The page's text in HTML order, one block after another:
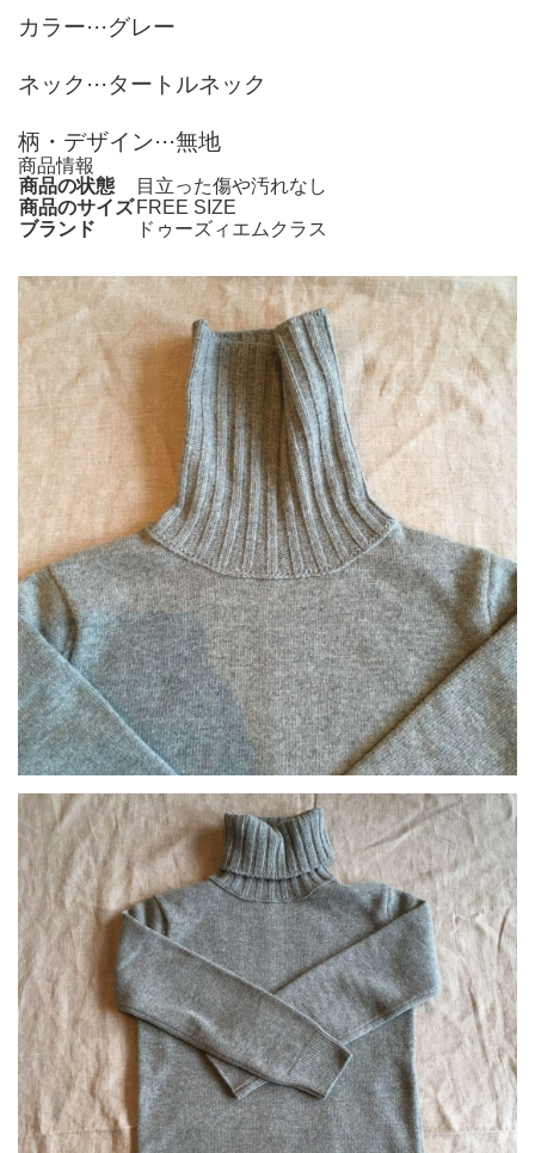
カラー···グレー
ネック···タートルネック
柄・デザイン···無地
商品情報
商品の状態
目立った傷や汚れなし
商品のサイズ FREE SIZE
ブランド
ドゥーズィエムクラス